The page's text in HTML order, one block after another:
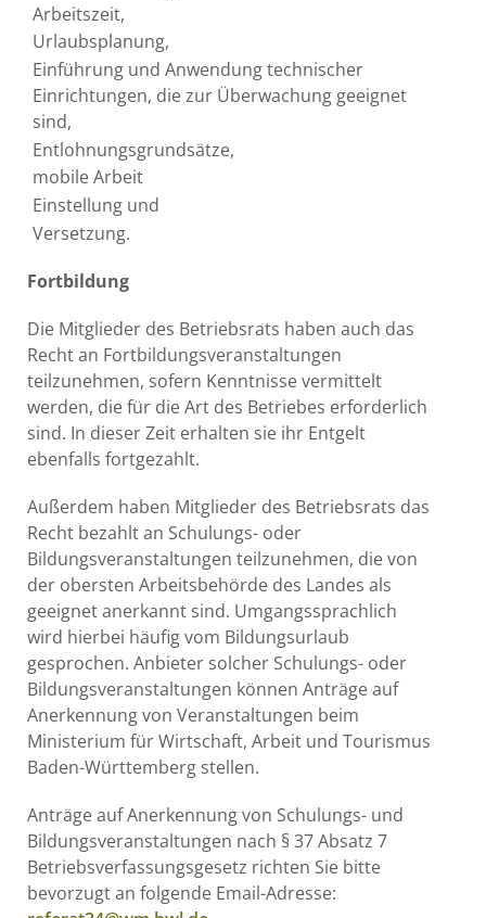
Arbeitszeit,
Urlaubsplanung,
Einführung und Anwendung technischer
Einrichtungen, die zur Überwachung geeignet
sind,
Entlohnungsgrundsätze,
mobile Arbeit
Einstellung und
Versetzung.
Fortbildung
Die Mitglieder des Betriebsrats haben auch das
Recht an Fortbildungsveranstaltungen
teilzunehmen, sofern Kenntnisse vermittelt
werden, die für die Art des Betriebes erforderlich
sind. In dieser Zeit erhalten sie ihr Entgelt
ebenfalls fortgezahlt.
Außerdem haben Mitglieder des Betriebsrats das
Recht bezahlt an Schulungs- oder
Bildungsveranstaltungen teilzunehmen, die von
der obersten Arbeitsbehörde des Landes als
geeignet anerkannt sind. Umgangssprachlich
wird hierbei häufig vom Bildungsurlaub
gesprochen. Anbieter solcher Schulungs- oder
Bildungsveranstaltungen können Anträge auf
Anerkennung von Veranstaltungen beim
Ministerium für Wirtschaft, Arbeit und Tourismus
Baden-Württemberg stellen.
Anträge auf Anerkennung von Schulungs- und
Bildungsveranstaltungen nach § 37 Absatz 7
Betriebsverfassungsgesetz richten Sie bitte
bevorzugt an folgende Email-Adresse: